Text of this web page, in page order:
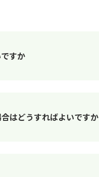
すか
はどうすればよいですか